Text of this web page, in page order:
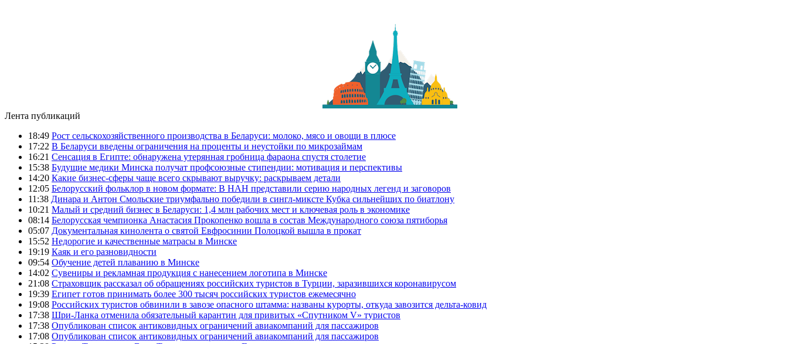
Лента публикаций
18:49 Рост сельскохозяйственного производства в Беларуси: молоко, мясо и овощи в плюсе
17:22 В Беларуси введены ограничения на проценты и неустойки по микрозаймам
16:21 Сенсация в Египте: обнаружена утерянная гробница фараона спустя столетие
15:38 Будущие медики Минска получат профсоюзные стипендии: мотивация и перспективы
14:20 Какие бизнес-сферы чаще всего скрывают выручку: раскрываем детали
12:05 Белорусский фольклор в новом формате: В НАН представили серию народных легенд и заговоров
11:38 Динара и Антон Смольские триумфально победили в сингл-миксте Кубка сильнейших по биатлону
10:21 Малый и средний бизнес в Беларуси: 1,4 млн рабочих мест и ключевая роль в экономике
08:14 Белорусская чемпионка Анастасия Прокопенко вошла в состав Международного союза пятиборья
05:07 Документальная кинолента о святой Евфросинии Полоцкой вышла в прокат
15:52 Недорогие и качественные матрасы в Минске
19:19 Каяк и его разновидности
09:54 Обучение детей плаванию в Минске
14:02 Сувениры и рекламная продукция с нанесением логотипа в Минске
21:08 Страховщик рассказал об обращениях российских туристов в Турции, заразившихся коронавирусом
19:39 Египет готов принимать более 300 тысяч российских туристов ежемесячно
19:08 Российских туристов обвинили в завозе опасного штамма: названы курорты, откуда завозится дельта-ковид
17:38 Шри-Ланка отменила обязательный карантин для привитых «Спутником V» туристов
17:38 Опубликован список антиковидных ограничений авиакомпаний для пассажиров
17:08 Опубликован список антиковидных ограничений авиакомпаний для пассажиров